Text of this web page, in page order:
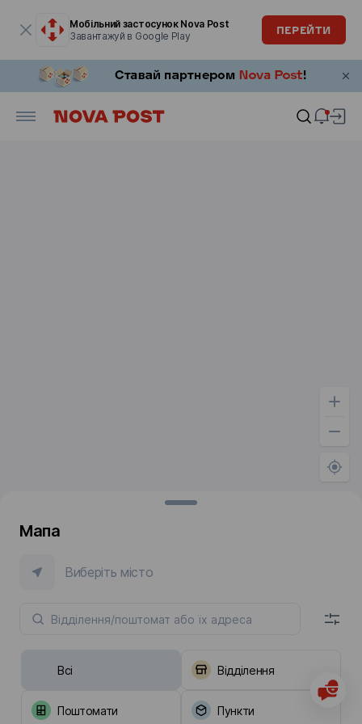
Мобільний застосунок Nova Post
Завантажуй в Google Play
ПЕРЕЙТИ
Мапа
Виберіть місто
Всі Відділення
Поштомати Пункти